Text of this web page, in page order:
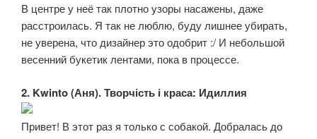
В центре у неё так плотно узоры насажены, даже
расстроилась. Я так не люблю, буду лишнее убирать,
не уверена, что дизайнер это одобрит :/ И небольшой
весенний букетик лентами, пока в процессе.
2. Kwinto (Аня). Творчість і краса: Идиллия
Привет! В этот раз я только с собакой. Добралась до